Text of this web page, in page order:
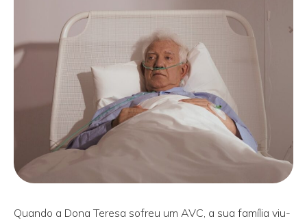
Quando a Dona Teresa sofreu um AVC, a sua família viu-